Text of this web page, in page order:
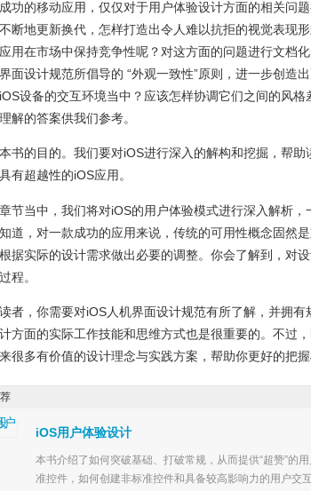
功的移动应用，仅仅对于用户体验设计方面的相关问
断地更新换代，怎样打造出令人难以抗拒的视觉表现
用在市场中保持竞争性呢？对这方面的问题进行文档
面设计规范所倡导的 “外观一致性”原则，进一步创造
设备的交互环境当中？应该怎样协调它们之间的风格
解的答案供我们参考。
书的目的。我们要对iOS进行深入的解构和挖掘，帮助
有超越性的iOS应用。
节当中，我们将对iOS的用户体验模式进行深入解析
道，对一款成功的应用来说，传统的可用性概念固然
据实际的设计需求做出必要的调整。你会了解到，对
程。
者，你需要对iOS人机界面设计规范有所了解，并拥
方面的实际工作技能和思维方式也是很重要的。不过
很多有价值的设计理念与实践方案，帮助你更好的把
iOS用户体验设计
本书介绍了如何突破基础、打破常规，从而提供“超赞”的
准控件，如何创建非标准控件和具备较高影响力的用户交